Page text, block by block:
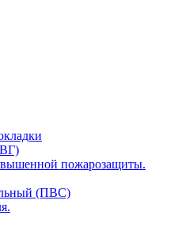
пожарозащиты.
(ПВС)